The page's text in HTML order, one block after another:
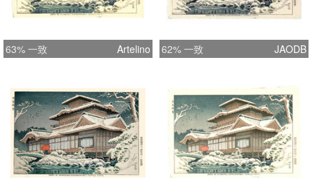
63% 一致 Artelino 62% 一致 JAODB